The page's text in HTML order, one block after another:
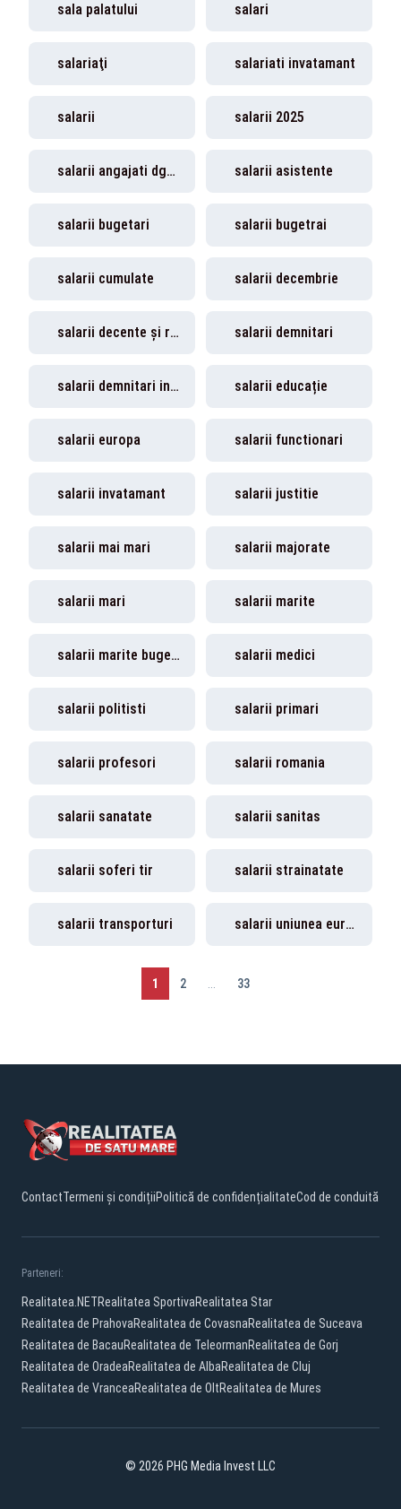
sala palatului salari
salariaţi salariati invatamant
salarii salarii 2025
salarii angajati dgaspc salarii asistente
salarii bugetari salarii bugetrai
salarii cumulate salarii decembrie
salarii decente și respect pentru munca salarii demnitari
salarii demnitari inghetate salarii educație
salarii europa salarii functionari
salarii invatamant salarii justitie
salarii mai mari salarii majorate
salarii mari salarii marite
salarii marite bugetari salarii medici
salarii politisti salarii primari
salarii profesori salarii romania
salarii sanatate salarii sanitas
salarii soferi tir salarii strainatate
salarii transporturi salarii uniunea europeana
1 2 33
ContactTermeni și condițiiPolitică de confidențialitateCod de conduită
Parteneri:
Realitatea.NETRealitatea SportivaRealitatea Star
Realitatea de PrahovaRealitatea de CovasnaRealitatea de Suceava
Realitatea de BacauRealitatea de TeleormanRealitatea de Gorj
Realitatea de OradeaRealitatea de AlbaRealitatea de Cluj
Realitatea de VranceaRealitatea de OltRealitatea de Mures
© 2026 PHG Media Invest LLC